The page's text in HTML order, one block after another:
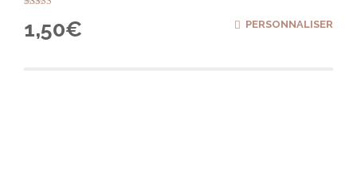
5.00
sur 5
1,50€ PERSONNALISER